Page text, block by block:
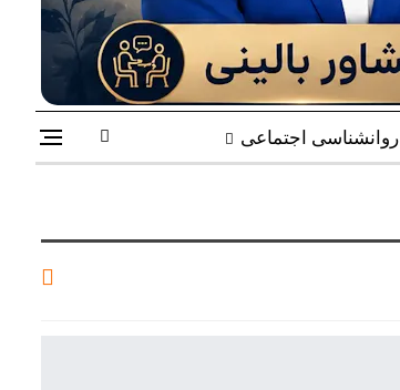
روانشناسی اجتماعی